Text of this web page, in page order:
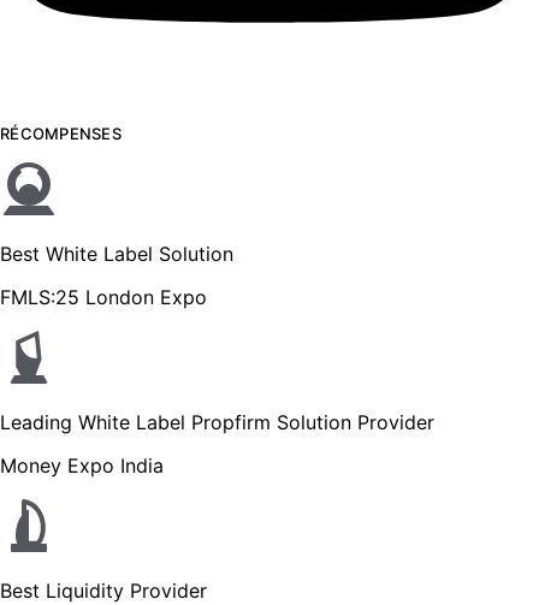
RÉCOMPENSES
Best White Label Solution
FMLS:25 London Expo
Leading White Label Propfirm Solution Provider
Money Expo India
Best Liquidity Provider